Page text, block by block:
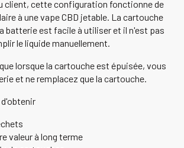
client, cette configuration fonctionne de
à une vape CBD jetable. La cartouche
batterie est facile à utiliser et il n'est pas
le liquide manuellement.
lorsque la cartouche est épuisée, vous
et ne remplacez que la cartouche.
valeur à long terme